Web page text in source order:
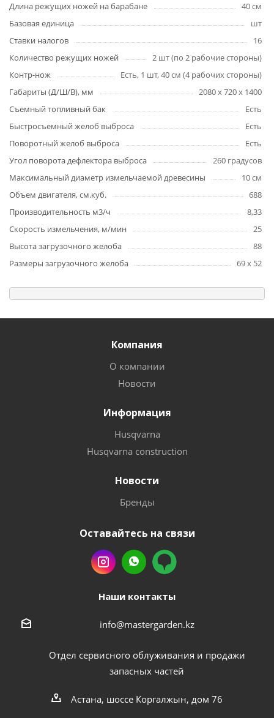
Длина режущих ножей на барабане
40 см
Базовая единица
шт
Ставки налогов
16
Количество режущих ножей
2 шт (по 2 рабочие стороны)
Контр-нож
Есть, 1 шт, 40 см (4 рабочих стороны)
Габариты (Д/Ш/В), мм
2080 x 720 x 1400
Съемный топливный бак
Есть
Быстросъемный желоб выброса
Есть
Поворотный желоб выброса
Есть
Угол поворота дефлектора выброса
260 градусов
Максимальный диаметр измельчаемой древесины
10 см
Объем двигателя, см.куб.
688
Производительность м3/ч
8,33
Скорость измельчения, м/мин
25
Высота загрузочного желоба
88
Размеры загрузочного желоба
69 x 52
Компания
О компании
Новости
Информация
Husqvarna
Husqvarna construction
Новости
Бренды
Оставайтесь на связи
Наши контакты
info@mastergarden.kz
Отдел сервисного облуживания и продажи
запасных частей
Астана, шоссе Коргалжын, дом 76